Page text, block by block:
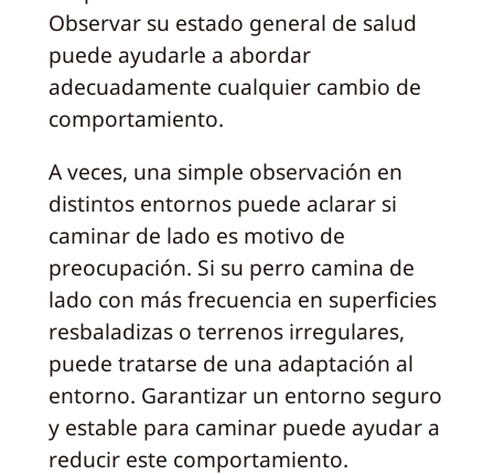
Observar su estado general de salud
puede ayudarle a abordar
adecuadamente cualquier cambio de
comportamiento.
A veces, una simple observación en
distintos entornos puede aclarar si
caminar de lado es motivo de
preocupación. Si su perro camina de
lado con más frecuencia en superficies
resbaladizas o terrenos irregulares,
puede tratarse de una adaptación al
entorno. Garantizar un entorno seguro
y estable para caminar puede ayudar a
reducir este comportamiento.